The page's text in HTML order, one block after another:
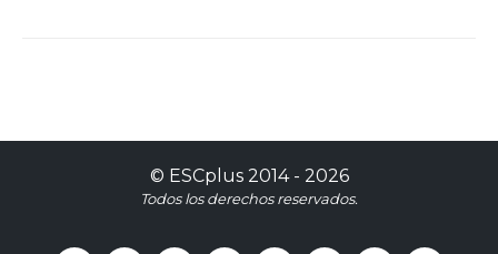
© ESCplus2014 - 2026
Todos los derechos reservados.